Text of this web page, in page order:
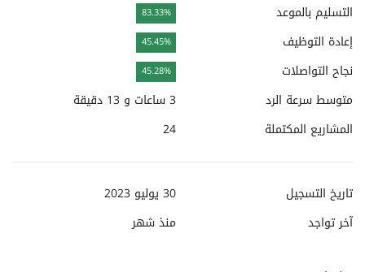
التسليم بالموعد 83.33%
إعادة التوظيف 45.45%
نجاح التواصلات 45.28%
متوسط سرعة الرد
3 ساعات و 13 دقيقة
المشاريع المكتملة
24
تاريخ التسجيل
30 يوليو 2023
آخر تواجد
منذشهر